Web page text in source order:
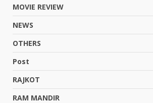
MOVIE REVIEW
NEWS
OTHERS
Post
RAJKOT
RAM MANDIR